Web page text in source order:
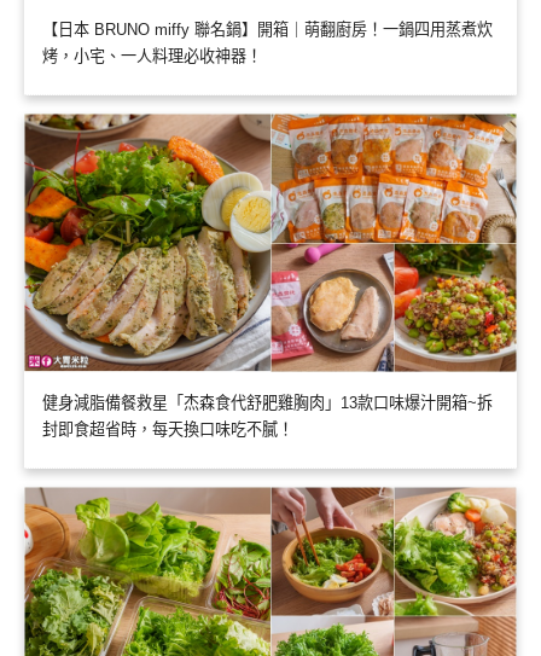
【日本 BRUNO miffy 聯名鍋】開箱｜萌翻廚房！一鍋四用蒸煮炊
烤，小宅、一人料理必收神器！
健身減脂備餐救星「杰森食代舒肥雞胸肉」13款口味爆汁開箱~拆
封即食超省時，每天換口味吃不膩！